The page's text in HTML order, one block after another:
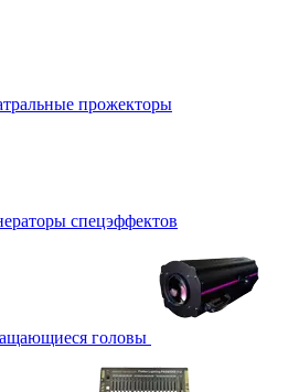
прожекторы
спецэффектов
головы